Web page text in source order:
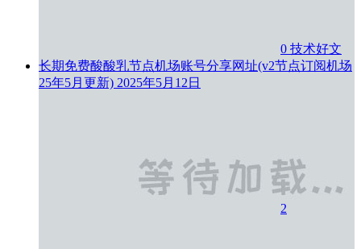
0 技术好文
长期免费酸酸乳节点机场账号分享网址(v2节点订阅机场
25年5月更新) 2025年5月12日
2